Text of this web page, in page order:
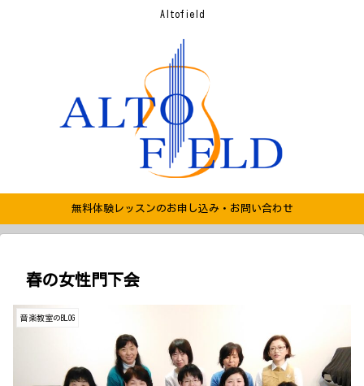
Altofield
無料体験レッスンのお申し込み・お問い合わせ
春の女性門下会
音楽教室のBLOG